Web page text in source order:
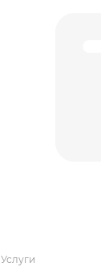
Услуги